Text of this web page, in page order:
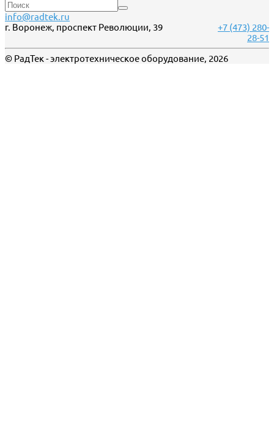
info@radtek.ru
г. Воронеж, проспект Революции, 39
+7 (473) 280-
28-51
© РадТек - электротехническое оборудование, 2026